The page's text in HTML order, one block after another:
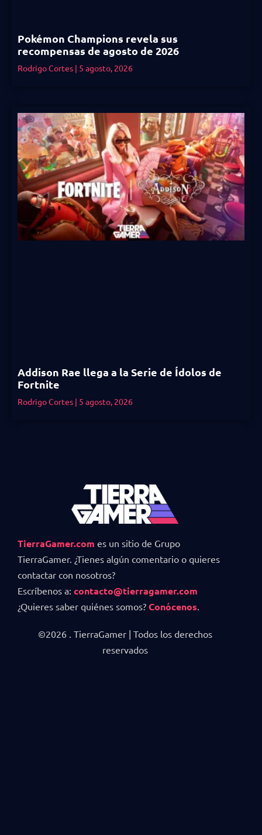
Pokémon Champions revela sus
recompensas de agosto de 2026
Rodrigo Cortes 5 agosto, 2026
Addison Rae llega a la Serie de Ídolos de
Fortnite
Rodrigo Cortes 5 agosto, 2026
TierraGamer.com es un sitio de Grupo
TierraGamer. ¿Tienes algún comentario o quieres
contactar con nosotros?
Escríbenos a: contacto@tierragamer.com
¿Quieres saber quiénes somos? Conócenos
©2026 . TierraGamer | Todos los derechos
reservados